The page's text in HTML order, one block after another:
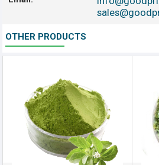
OTHER PRODUCTS